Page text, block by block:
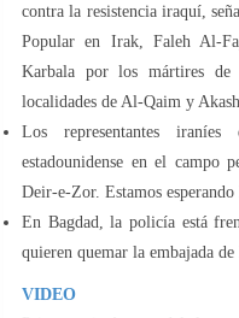
contra la resistencia iraquí,
Popular en Irak, Faleh Al-
Karbala por los mártires de
localidades de Al-Qaim y
Los representantes
estadounidense en el campo
Deir-e-Zor. Estamos
En Bagdad, la policía está
quieren quemar la embajada de
VIDEO